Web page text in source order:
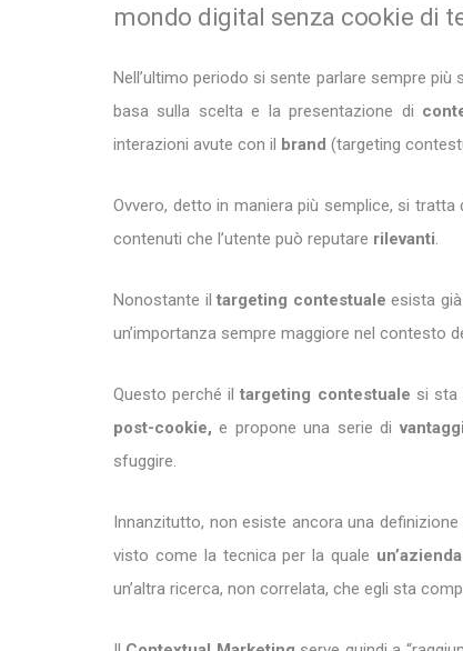
mondo digital senza cookie di
Nell’ultimo periodo si sente parlare sempre più
basa sulla scelta e la presentazione di
interazioni avute con il brand (targeting
Ovvero, detto in maniera più semplice, si tratta
contenuti che l’utente può reputare rilevanti
Nonostante iltargeting contestuale esista
un’importanza sempre maggiore nel contesto
Questo perché iltargeting contestuale si sta
post-cookie, e propone una serie di vantaggi
sfuggire.
Innanzitutto, non esiste ancora una
visto come la tecnica per la quale
un’altra ricerca, non correlata, che egli sta